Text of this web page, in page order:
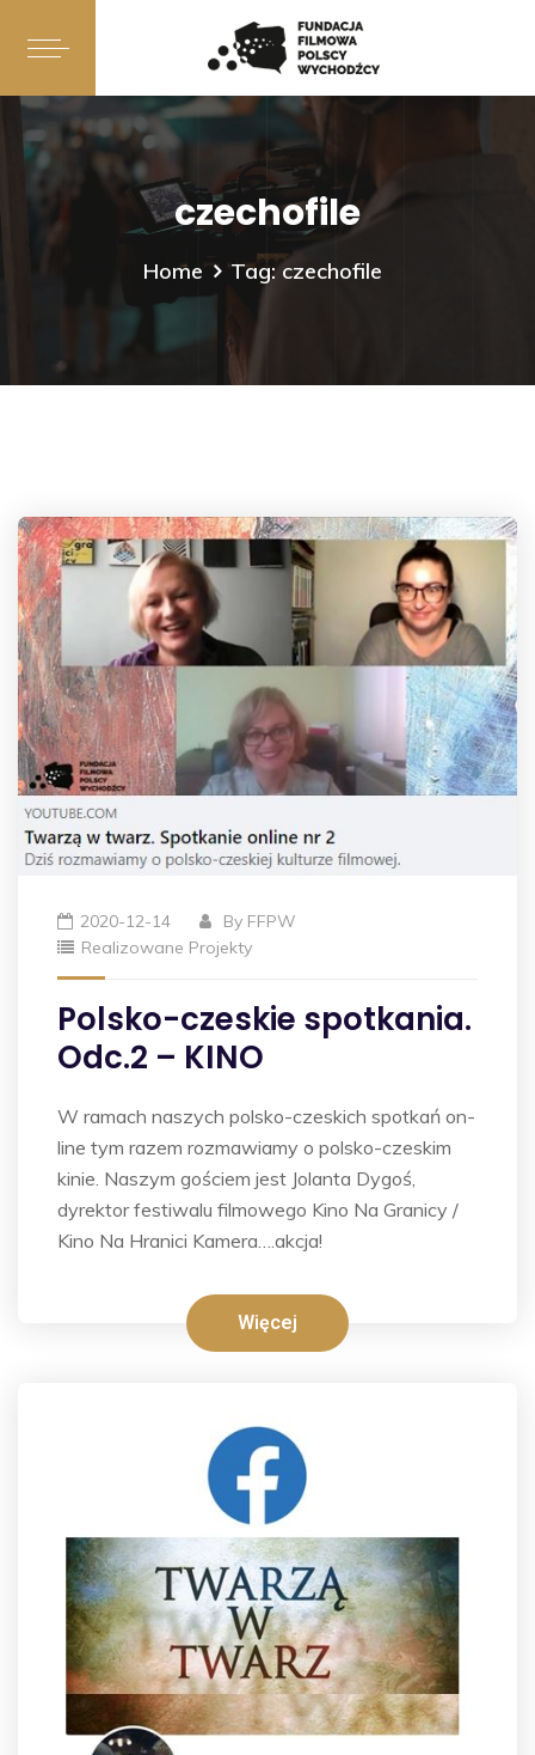
czechofile
Home Tag: czechofile
2020-12-14 By FFPW
Realizowane Projekty
Polsko-czeskie spotkania.
Odc.2 – KINO
W ramach naszych polsko-czeskich spotkań on-
line tym razem rozmawiamy o polsko-czeskim
kinie. Naszym gościem jest Jolanta Dygoś,
dyrektor festiwalu filmowego Kino Na Granicy /
Kino Na Hranici Kamera….akcja!
Więcej